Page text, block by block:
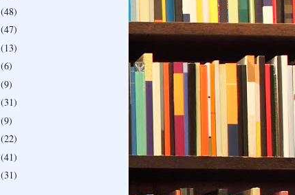
(48)
(47)
(13)
(6)
(9)
(31)
(9)
(22)
(41)
(31)